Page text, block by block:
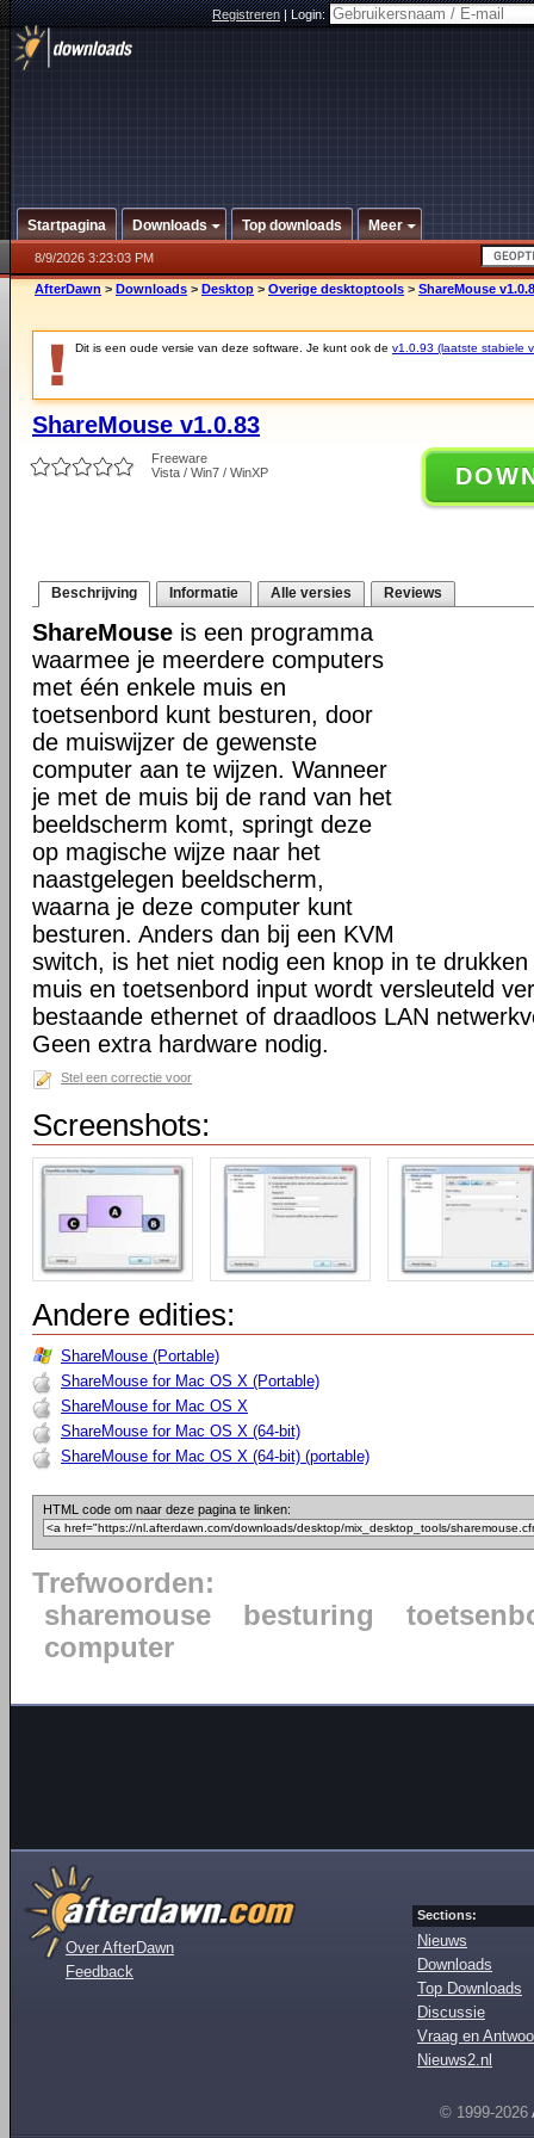
Registreren|Login:
Startpagina Downloads Top downloads Meer
8/9/2026 3:23:03 PM
AfterDawn > Downloads > Desktop > Overige desktoptools > ShareMouse
Dit is een oude versie van deze software. Je kunt ook de v1.0.93 (laatste stabiele
ShareMouse v1.0.83
Freeware
Vista / Win7 / WinXP
Beschrijving Informatie Alle versies Reviews
ShareMouse is een programma
waarmee je meerdere computers
met één enkele muis en
toetsenbord kunt besturen, door
de muiswijzer de gewenste
computer aan te wijzen. Wanneer
je met de muis bij de rand van het
beeldscherm komt, springt deze
op magische wijze naar het
naastgelegen beeldscherm,
waarna je deze computer kunt
besturen. Anders dan bij een KVM
switch, is het niet nodig een knop in te
muis en toetsenbord input wordt versleuteld
bestaande ethernet of draadloos LAN
Geen extra hardware nodig.
Stel een correctie voor
Screenshots:
Andere edities:
ShareMouse (Portable)
ShareMouse for Mac OS X (Portable)
ShareMouse for Mac OS X
ShareMouse for Mac OS X (64-bit)
ShareMouse for Mac OS X (64-bit) (portable)
HTML code om naar deze pagina te linken:
Trefwoorden:
sharemouse
besturing
computer
Over AfterDawn
Feedback
Sections:
Nieuws
Downloads
Top Downloads
Discussie
Vraag en
Nieuws2.nl
© 1999-2026